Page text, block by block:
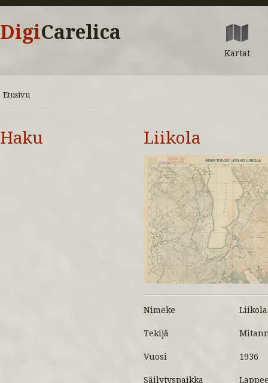
DigiCarelica
Kartat
Etusivu
Haku Liikola
Nimeke Liikola
Tekijä
Vuosi 1936
Säilytyspaikka